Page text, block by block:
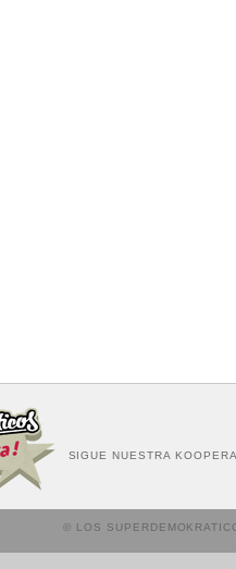
SIGUE NUESTRA
© LOS